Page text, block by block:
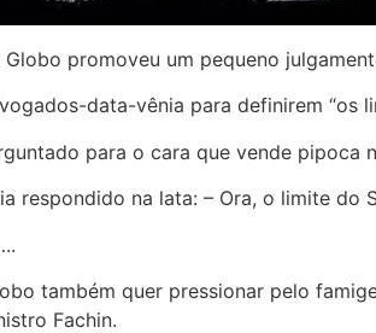
promoveu um pequeno
data-vênia para definirem “os
para o cara que vende pipoca
respondido na lata: – Ora, o limite do
também quer pressionar pelo
Fachin.